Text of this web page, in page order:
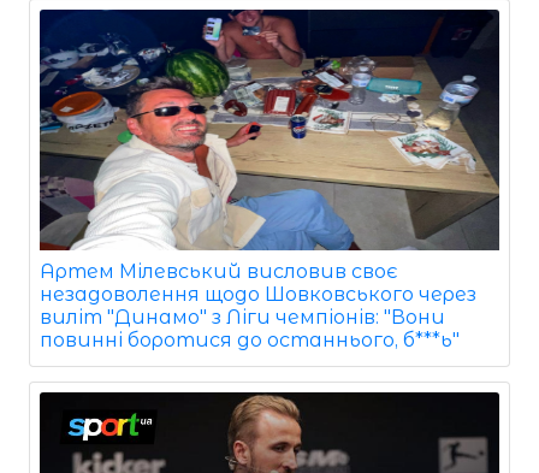
Артем Мілевський висловив своє
незадоволення щодо Шовковського через
виліт "Динамо" з Ліги чемпіонів: "Вони
повинні боротися до останнього, б***ь"